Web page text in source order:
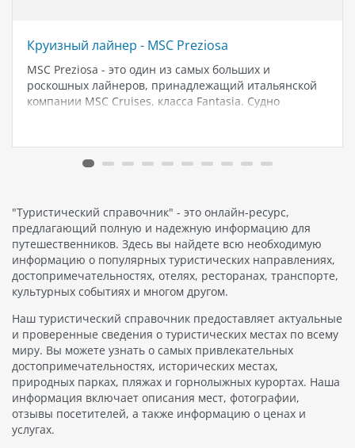
Круизный лайнер - MSC Preziosa
MSC Preziosa - это один из самых больших и
роскошных лайнеров, принадлежащий итальянской
компании MSC Cruises, класса Fantasia. Судно
множество рекомендуемых программ и мероприятий,
"Туристический справочник" - это онлайн-ресурс,
предлагающий полную и надежную информацию для
путешественников. Здесь вы найдете всю необходимую
информацию о популярных туристических направлениях,
достопримечательностях, отелях, ресторанах, транспорте,
культурных событиях и многом другом.
Наш туристический справочник предоставляет актуальные
и проверенные сведения о туристических местах по всему
миру. Вы можете узнать о самых привлекательных
достопримечательностях, исторических местах,
природных парках, пляжах и горнолыжных курортах. Наша
информация включает описания мест, фотографии,
отзывы посетителей, а также информацию о ценах и
услугах.